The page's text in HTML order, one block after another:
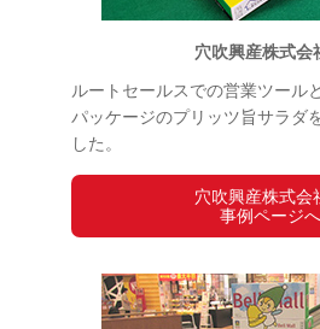
穴吹興産株式会
ルートセールスでの営業ツール
パッケージのプリッツ旨サラダ
した。
穴吹興産株式会
事例ページへ